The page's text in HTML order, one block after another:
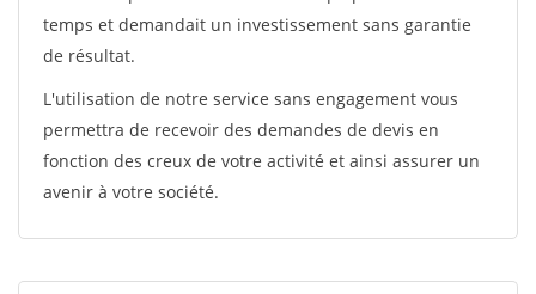
temps et demandait un investissement sans garantie
de résultat.
L'utilisation de notre service sans engagement vous
permettra de recevoir des demandes de devis en
fonction des creux de votre activité et ainsi assurer un
avenir à votre société.